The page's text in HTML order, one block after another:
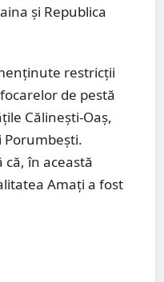
și Republica
restricții
de pestă
Călinești-Oaș,
Porumbești.
în această
Amați a fost